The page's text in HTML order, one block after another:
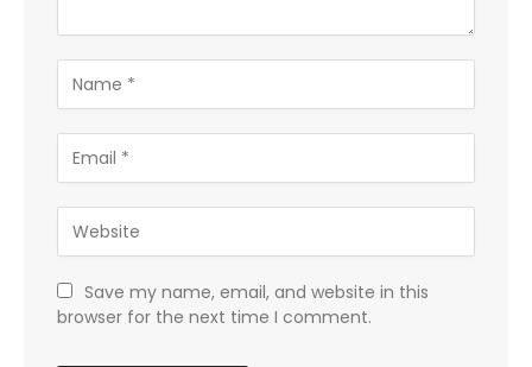
Save my name, email, and website in this
browser for the next time I comment.